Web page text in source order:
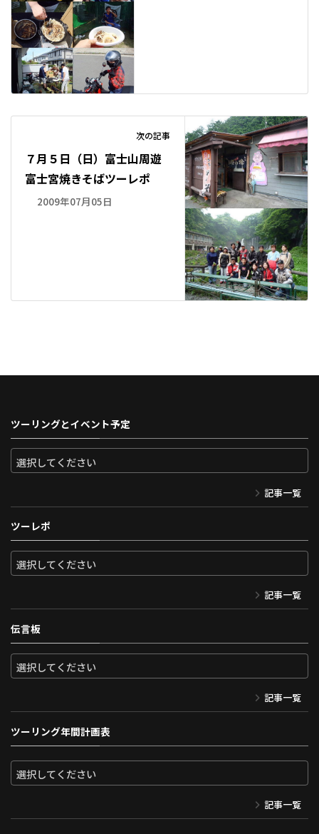
次の記事
７月５日（日）富士山周遊
富士宮焼きそばツーレポ
2009年07月05日
ツーリングとイベント予定
記事一覧
ツーレポ
記事一覧
伝言板
記事一覧
ツーリング年間計画表
記事一覧